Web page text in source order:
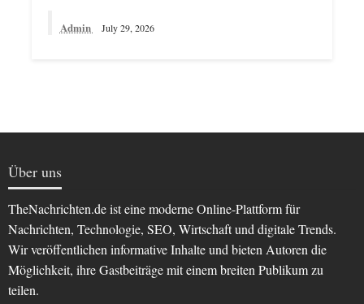
Admin July 29, 2026
Über uns
TheNachrichten.de ist eine moderne Online-Plattform für
Nachrichten, Technologie, SEO, Wirtschaft und digitale Trends.
Wir veröffentlichen informative Inhalte und bieten Autoren die
Möglichkeit, ihre Gastbeiträge mit einem breiten Publikum zu
teilen.